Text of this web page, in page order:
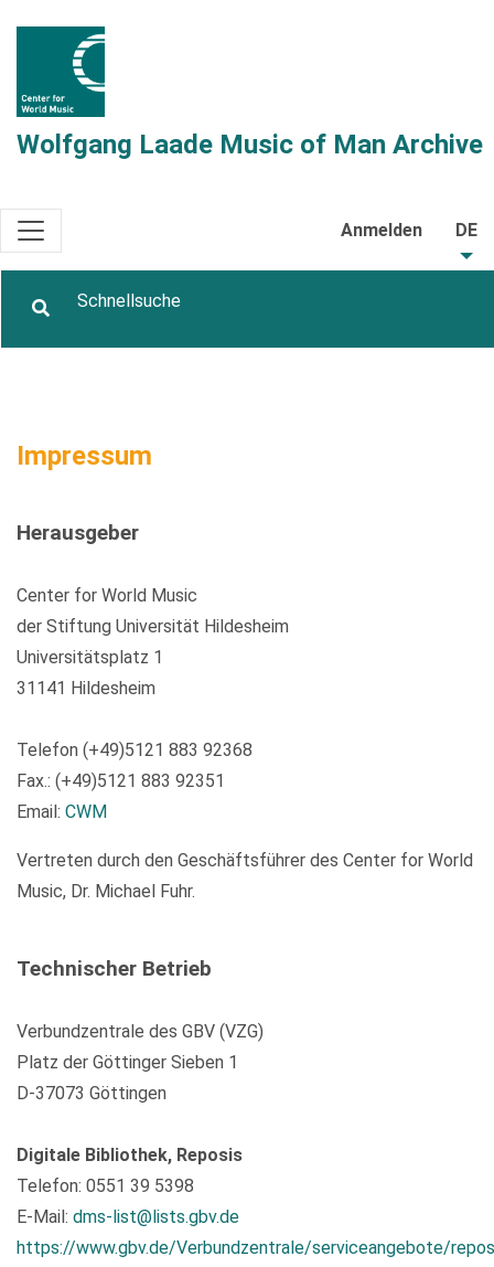
Wolfgang Laade Music of Man Archive
Anmelden DE
Impressum
Herausgeber
Center for World Music
der Stiftung Universität Hildesheim
Universitätsplatz 1
31141 Hildesheim
Telefon (+49)5121 883 92368
Fax.: (+49)5121 883 92351
Email: CWM
Vertreten durch den Geschäftsführer des Center for World
Music, Dr. Michael Fuhr.
Technischer Betrieb
Verbundzentrale des GBV (VZG)
Platz der Göttinger Sieben 1
D-37073 Göttingen
Digitale Bibliothek, Reposis
Telefon: 0551 39 5398
E-Mail: dms-list@lists.gbv.de
https://www.gbv.de/Verbundzentrale/serviceangebote/